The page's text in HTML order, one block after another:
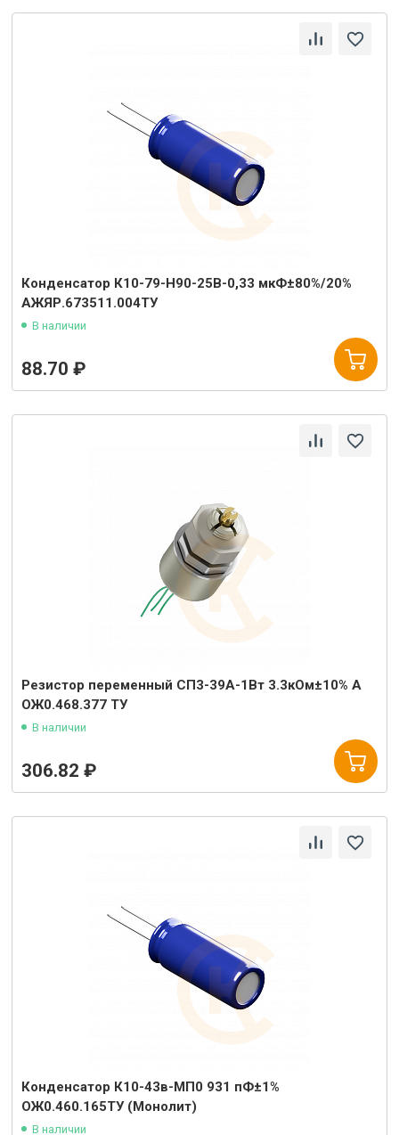
Конденсатор К10-79-Н90-25В-0,33 мкФ±80%/20%
АЖЯР.673511.004ТУ
В наличии
88.70 ₽
Резистор переменный СП3-39А-1Вт 3.3кОм±10% А
ОЖ0.468.377 ТУ
В наличии
306.82 ₽
Конденсатор К10-43в-МП0 931 пФ±1%
ОЖ0.460.165ТУ (Монолит)
В наличии